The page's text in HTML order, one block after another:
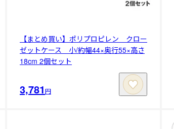
【まとめ買い】ポリプロピレン クロー
ゼットケース 小/約幅44×奥行55×高さ
18cm 2個セット
3,781円